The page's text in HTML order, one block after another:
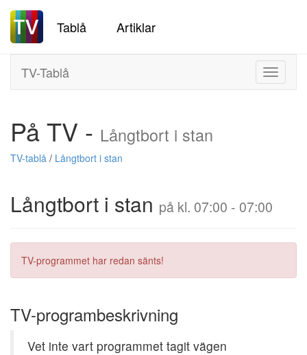
Tablå Artiklar
Toggle
TV-Tablå
På TV - Långtbort i stan
TV-tablå / Långtbort i stan
Långtbort i stan på kl. 07:00 - 07:00
TV-programmet har redan sänts!
TV-programbeskrivning
Vet inte vart programmet tagit vägen